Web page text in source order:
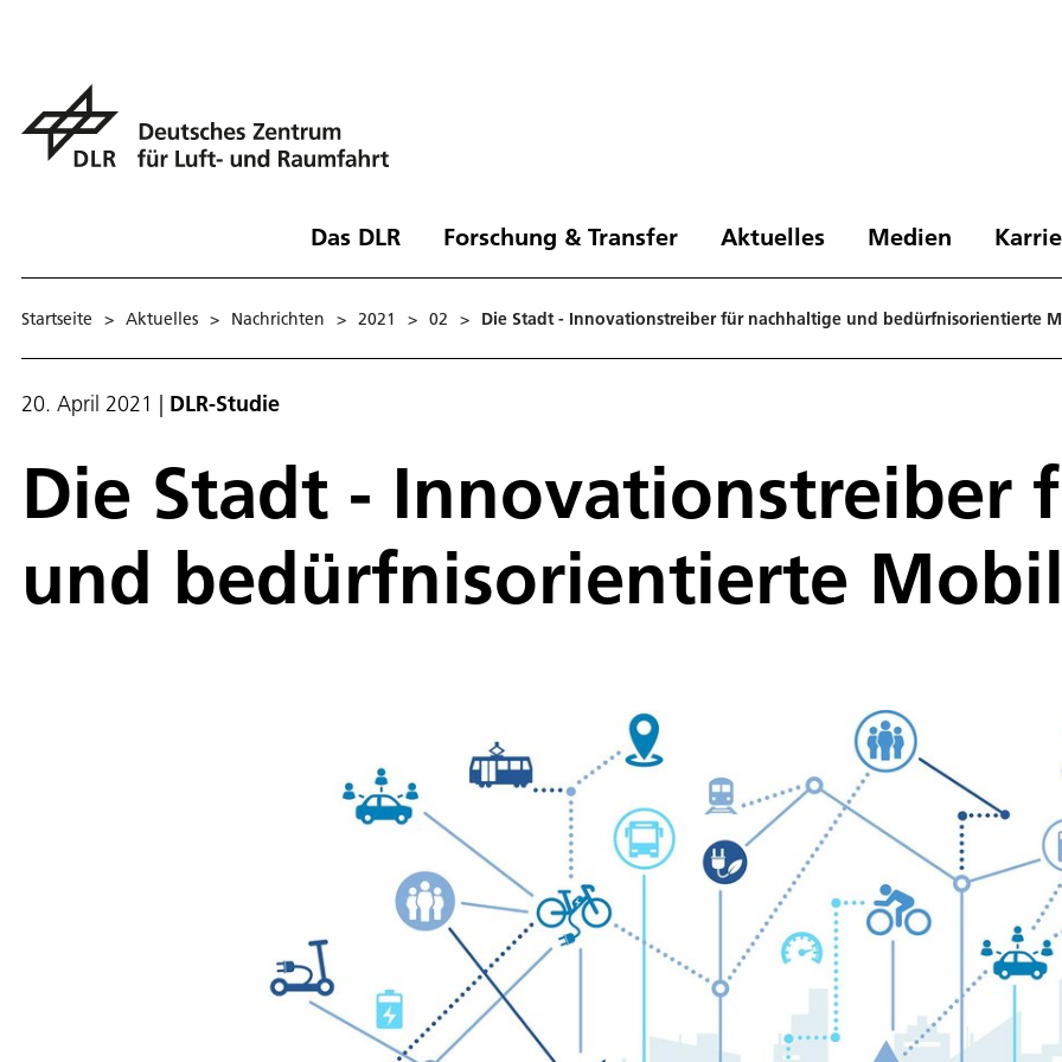
Das DLR Forschung & Transfer Aktuelles Medien
Startseite > Aktuelles > Nachrichten > 2021 > 02 > Die Stadt - Innovationstreiber für nachhaltige und bedürfnisorientierte
20. April 2021 | DLR-Studie
Die Stadt - Innovationstreiber
und bedürfnisorientierte